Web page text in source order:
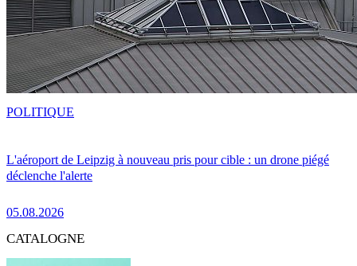
L'aéroport de Leipzig à nouveau pris pour cible : un drone piégé
déclenche l'alerte
05.08.2026
POLITIQUE
CATALOGNE